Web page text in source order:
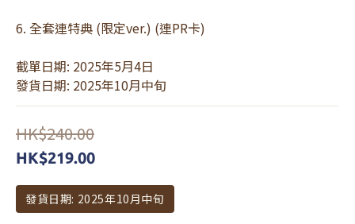
6. 全套連特典 (限定ver.) (連PR卡)
截單日期: 2025年5月4日
發貨日期: 2025年10月中旬
HK$240.00
HK$219.00
發貨日期: 2025年10月中旬